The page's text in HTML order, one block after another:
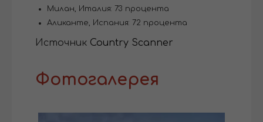
Милан, Италия: 73 процента
Аликанте, Испания: 72 процента
Источник Country Scanner
Фотогалерея